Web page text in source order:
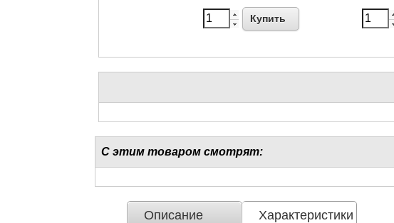
Купить
С этим товаром смотрят:
Описание Характеристики